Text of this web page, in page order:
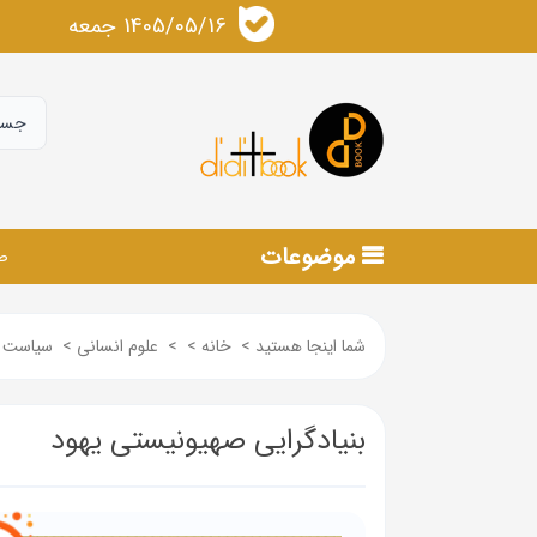
1405/05/16 جمعه
موضوعات
شما اینجا هستید > خانه >
> علوم انسانی > سیاست
بنیادگرایی صهیونیستی یهود